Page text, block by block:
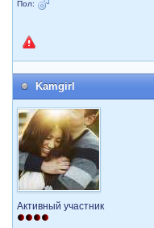
Пол:
Kamgirl
Активный участник